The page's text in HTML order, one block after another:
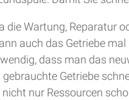
Wartung, Reparatur
auch das Getriebe
dass man das
Getriebe
nur Ressourcen